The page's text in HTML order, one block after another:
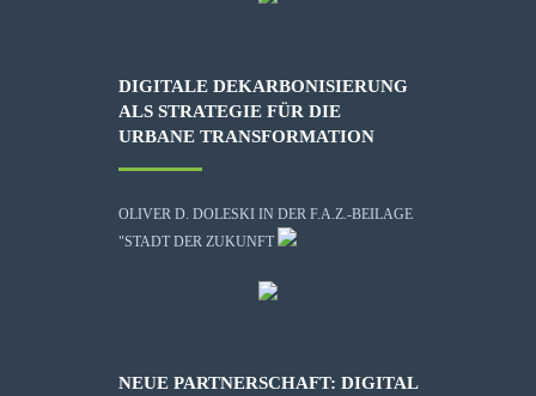
DIGITALE DEKARBONISIERUNG
ALS STRATEGIE FÜR DIE
URBANE TRANSFORMATION
OLIVER D. DOLESKI IN DER F.A.Z.-BEILAGE
"STADT DER ZUKUNFT
NEUE PARTNERSCHAFT: DIGITAL